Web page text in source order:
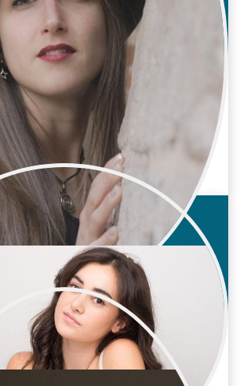
Laura Escobar
Cine / Reparto
Actriz
Laura Wedel